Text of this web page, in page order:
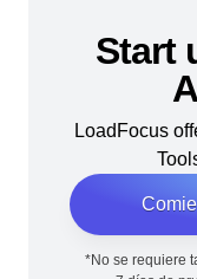
Start
LoadFocus
*No se requiere